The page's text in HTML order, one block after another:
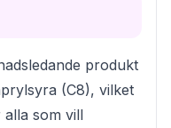
produkt
(C8), vilket
som vill